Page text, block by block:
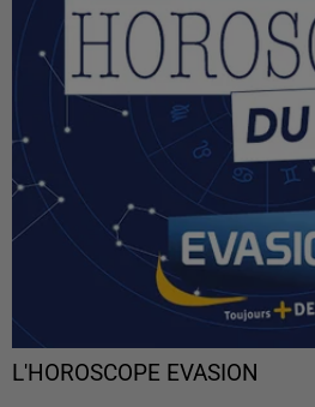
L'HOROSCOPE EVASION